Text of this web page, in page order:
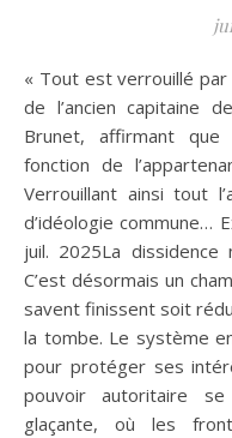
« Tout est verrouillé
de l’ancien capitaine
Brunet, affirmant
fonction de
Verrouillant ainsi tout
d’idéologie commune…
juil. 2025La dissidence
C’est désormais un
savent finissent soit
la tombe. Le système
pour protéger ses
pouvoir autoritaire
glaçante, où les